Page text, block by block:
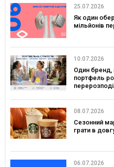
25.07.2026
Як один
мільйонів
10.07.2026
Один бренд,
портфель
08.07.2026
Сезонний
грати в
06.07.2026